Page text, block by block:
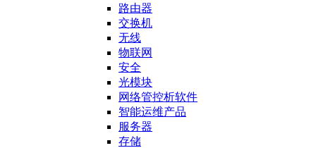
路由器
交换机
无线
物联网
安全
光模块
网络管控析软件
智能运维产品
服务器
存储